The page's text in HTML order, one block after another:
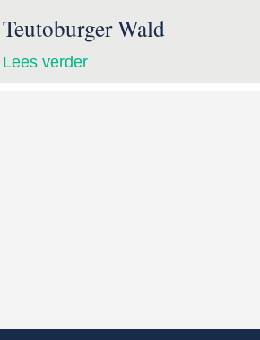
Teutoburger Wald
Lees verder